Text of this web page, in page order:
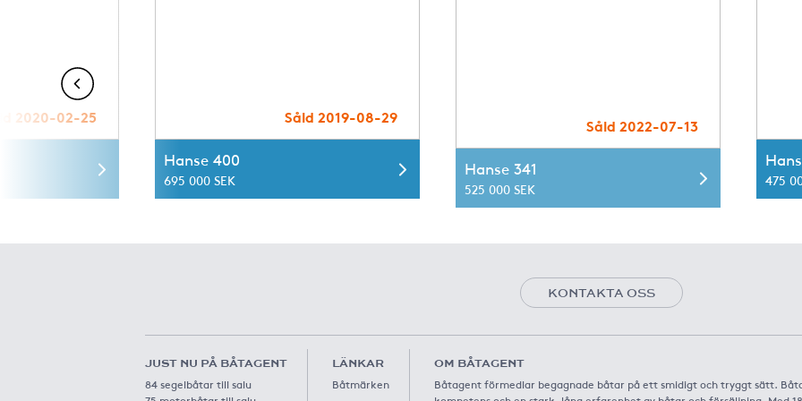
2020-02-25 Såld 2019-08-29
Hanse 400
695 000 SEK
Såld 2022-07-13
Hanse 341
525 000 SEK 475
KONTAKTA OSS
JUST NU PÅ BÅTAGENT
84 segelbåtar till salu
LÄNKAR
Båtmärken
OM BÅTAGENT
Båtagent förmedlar begagnade båtar på ett smidigt och tryggt sätt.